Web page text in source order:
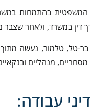
בהתמחות
במשרד, ולאחר שצבר
טל, טלמור, נעשה
מנהליים
עבודה: